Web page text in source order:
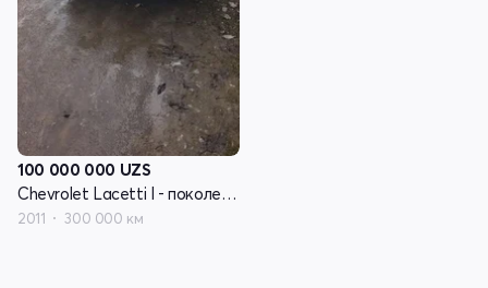
100 000 000 UZS
Chevrolet Lacetti I - поколение
2011 300 000 км